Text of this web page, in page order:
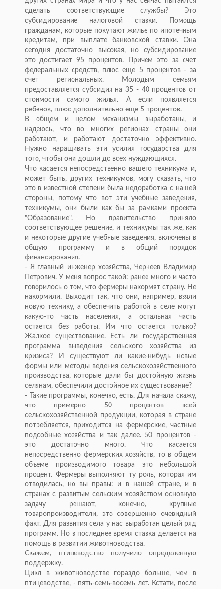
сделать соответствующие службы? Это
субсидирование налоговой ставки. Помощь
гражданам, которые покупают жилье по ипотечным
кредитам, при выплате банковской ставки. Она
сегодня достаточно высокая, но субсидирование
это достигает 95 процентов. Причем это за счет
федеральных средств, плюс еще 5 процентов - за
счет региональных. Молодым семьям
предоставляется субсидия на 35 - 40 процентов от
стоимости самого жилья. А если появляется
ребенок, плюс дополнительно еще 5 процентов.
В общем и целом механизмы выработаны, и
надеюсь, что во многих регионах страны они
работают, и работают достаточно эффективно.
Нужно наращивать эти усилия государства для
того, чтобы они дошли до всех нуждающихся.
Что касается непосредственно вашего техникума и,
может быть, других техникумов, могу сказать, что
это в известной степени была недоработка с нашей
стороны, потому что вот эти учебные заведения,
техникумы, они были как бы за рамками проекта
"Образование". Но правительство приняло
соответствующее решение, и техникумы так же, как
и некоторые другие учебные заведения, включены в
общую программу и в общий порядок
финансирования.
- Я главный инженер хозяйства, Чернеев Владимир
Петрович. У меня вопрос такой: ранее много и часто
говорилось о том, что фермеры накормят страну. Не
накормили. Выходит так, что они, например, взяли
новую технику, а обеспечить работой в селе могут
какую-то часть населения, а остальная часть
остается без работы. Им что остается только?
Жалкое существование. Есть ли государственная
программа выведения сельского хозяйства из
кризиса? И существуют ли какие-нибудь новые
формы или методы ведения сельскохозяйственного
производства, которые дали бы достойную жизнь
селянам, обеспечили достойное их существование?
- Такие программы, конечно, есть. Для начала скажу,
что примерно 50 процентов всей
сельскохозяйственной продукции, которая в стране
потребляется, приходится на фермерские, частные
подсобные хозяйства и так далее. 50 процентов -
это достаточно много. Что касается
непосредственно фермерских хозяйств, то в общем
объеме производимого товара это небольшой
процент. Фермеры выполняют ту роль, которая им
отводилась, но вы правы: и в нашей стране, и в
странах с развитым сельским хозяйством основную
задачу решают, конечно, крупные
товаропроизводители, это совершенно очевидный
факт. Для развития села у нас выработан целый ряд
программ. Но в последнее время ставка делается на
помощь в развитии животноводства.
Скажем, птицеводство получило определенную
поддержку.
Цикл в животноводстве гораздо больше, чем в
птицеводстве, - пять-семь-восемь лет. Кстати, после